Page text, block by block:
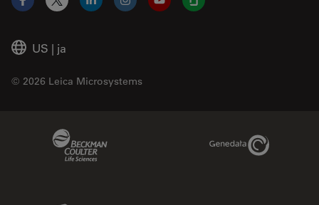
US | ja
© 2026 Leica Microsystems
Facebook
X LinkedInInstagramYouTubeGlassdoor
Genedata Link